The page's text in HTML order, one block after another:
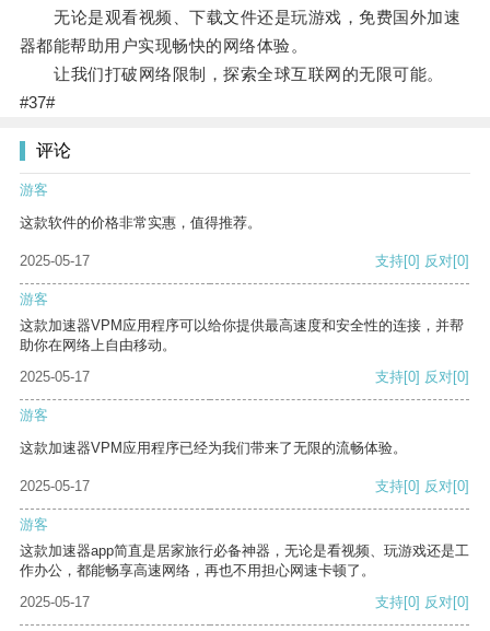
无论是观看视频、下载文件还是玩游戏，免费国外加速
器都能帮助用户实现畅快的网络体验。
让我们打破网络限制，探索全球互联网的无限可能。
#37#
评论
游客
这款软件的价格非常实惠，值得推荐。
2025-05-17 支持[0] 反对[0]
游客
这款加速器VPM应用程序可以给你提供最高速度和安全性的连接，并帮
助你在网络上自由移动。
2025-05-17
支持[0] 反对[0]
游客
这款加速器VPM应用程序已经为我们带来了无限的流畅体验。
2025-05-17 支持[0] 反对[0]
游客
这款加速器app简直是居家旅行必备神器，无论是看视频、玩游戏还是工
作办公，都能畅享高速网络，再也不用担心网速卡顿了。
2025-05-17
支持[0] 反对[0]